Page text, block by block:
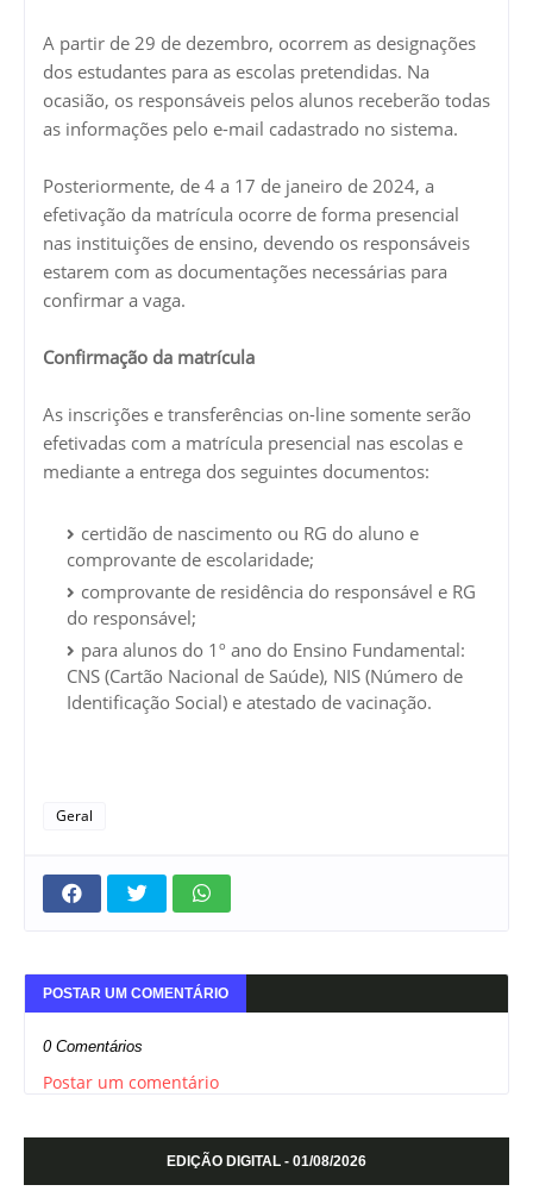
A partir de 29 de dezembro, ocorrem as designações
dos estudantes para as escolas pretendidas. Na
ocasião, os responsáveis pelos alunos receberão todas
as informações pelo e-mail cadastrado no sistema.
Posteriormente, de 4 a 17 de janeiro de 2024, a
efetivação da matrícula ocorre de forma presencial
nas instituições de ensino, devendo os responsáveis
estarem com as documentações necessárias para
confirmar a vaga.
Confirmação da matrícula
As inscrições e transferências on-line somente serão
efetivadas com a matrícula presencial nas escolas e
mediante a entrega dos seguintes documentos:
certidão de nascimento ou RG do aluno e
comprovante de escolaridade;
comprovante de residência do responsável e RG
do responsável;
para alunos do 1º ano do Ensino Fundamental:
CNS (Cartão Nacional de Saúde), NIS (Número de
Identificação Social) e atestado de vacinação.
Geral
POSTAR UM COMENTÁRIO
0 Comentários
Postar um comentário
EDIÇÃO DIGITAL - 01/08/2026